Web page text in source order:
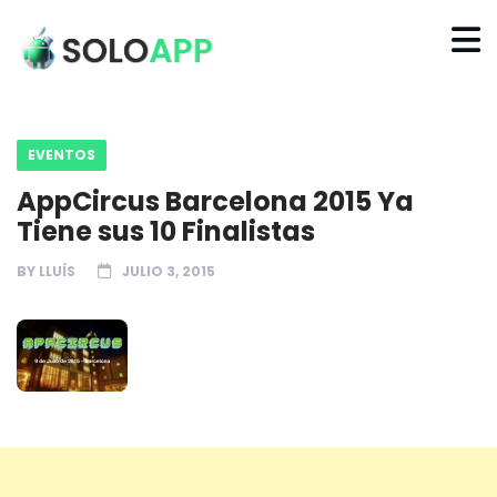
EVENTOS
AppCircus Barcelona 2015 Ya
Tiene sus 10 Finalistas
BY LLUÍS JULIO 3, 2015